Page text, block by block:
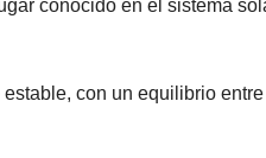
conocido en el sistema
con un equilibrio